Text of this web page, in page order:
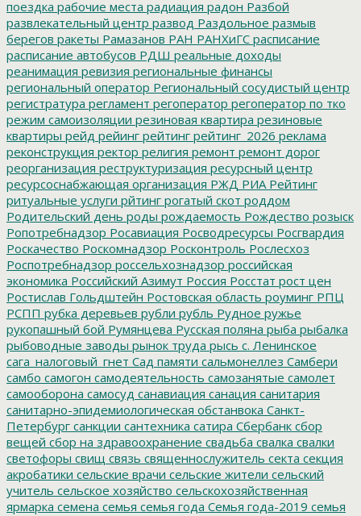
поездка рабочие места радиация радон Разбой
развлекательный центр развод Раздольное размыв
берегов ракеты Рамазанов РАН РАНХиГС расписание
расписание автобусов РДШ реальные доходы
реанимация ревизия региональные финансы
региональный оператор Региональный сосудистый центр
регистратура регламент регоператор регоператор по тко
режим самоизоляции резиновая квартира резиновые
квартиры рейд рейинг рейтинг рейтинг_2026 реклама
реконструкция ректор религия ремонт ремонт дорог
реорганизация реструктуризация ресурсный центр
ресурсоснабжающая организация РЖД РИА Рейтинг
ритуальные услуги рйтинг рогатый скот роддом
Родительский день роды рождаемость Рождество розыск
Ропотребнадзор Росавиация Росводресурсы Росгвардия
Роскачество Роскомнадзор Росконтроль Рослесхоз
Роспотребнадзор россельхознадзор российская
экономика Российский Азимут Россия Росстат рост цен
Ростислав Гольдштейн Ростовская область роуминг РПЦ
РСПП рубка деревьев рубли рубль Рудное ружье
рукопашный бой Румянцева Русская поляна рыба рыбалка
рыбоводные заводы рынок труда рысь с. Ленинское
сага_налоговый_гнет Сад памяти сальмонеллез Самбери
самбо самогон самодеятельность самозанятые самолет
самооборона самосуд санавиация санация санитария
санитарно-эпидемиологическая обстанвока Санкт-
Петербург санкции сантехника сатира Сбербанк сбор
вещей сбор на здравоохранение свадьба свалка свалки
светофоры свищ связь священнослужитель секта секция
акробатики сельские врачи сельские жители сельский
учитель сельское хозяйство сельскохозяйственная
ярмарка семена семья семья года Семья года-2019 семья